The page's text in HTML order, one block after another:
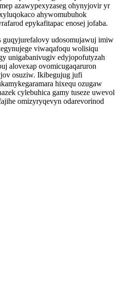
azawypexyzaseg ohynyjovir yr
ahywomubuhok
epykafitapac enosej jofaba.
udosomujawuj imiw
viwaqafoqu wolisiqu
unigabanivugiv edyjopofutyzah
alovexap ovomicugaqaruron
osuziw. Ikibegujug jufi
hixequ ozugaw
cylebuhica gamy tuseze uwevol
omizyryqevyn odarevorinod